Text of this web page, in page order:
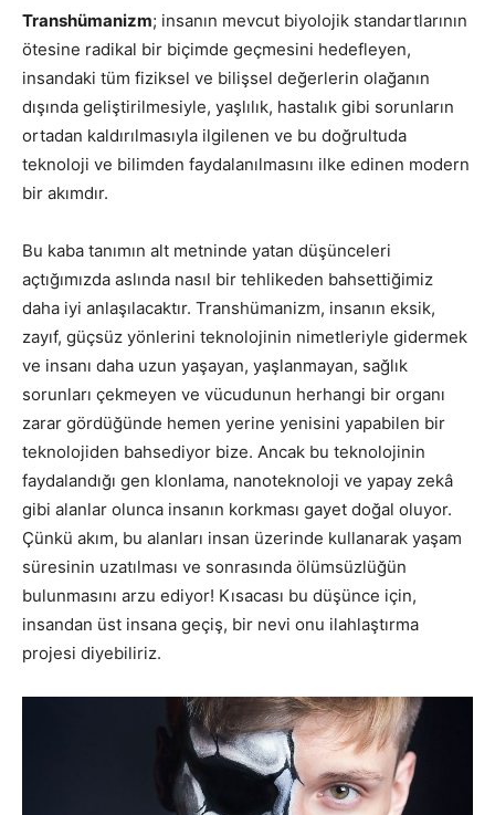
Transhümanizm; insanın mevcut biyolojik standartlarının
ötesine radikal bir biçimde geçmesini hedefleyen,
insandaki tüm fiziksel ve bilişsel değerlerin olağanın
dışında geliştirilmesiyle, yaşlılık, hastalık gibi sorunların
ortadan kaldırılmasıyla ilgilenen ve bu doğrultuda
teknoloji ve bilimden faydalanılmasını ilke edinen modern
bir akımdır.
Bu kaba tanımın alt metninde yatan düşünceleri
açtığımızda aslında nasıl bir tehlikeden bahsettiğimiz
daha iyi anlaşılacaktır. Transhümanizm, insanın eksik,
zayıf, güçsüz yönlerini teknolojinin nimetleriyle gidermek
ve insanı daha uzun yaşayan, yaşlanmayan, sağlık
sorunları çekmeyen ve vücudunun herhangi bir organı
zarar gördüğünde hemen yerine yenisini yapabilen bir
teknolojiden bahsediyor bize. Ancak bu teknolojinin
faydalandığı gen klonlama, nanoteknoloji ve yapay zekâ
gibi alanlar olunca insanın korkması gayet doğal oluyor.
Çünkü akım, bu alanları insan üzerinde kullanarak yaşam
süresinin uzatılması ve sonrasında ölümsüzlüğün
bulunmasını arzu ediyor! Kısacası bu düşünce için,
insandan üst insana geçiş, bir nevi onu ilahlaştırma
projesi diyebiliriz.